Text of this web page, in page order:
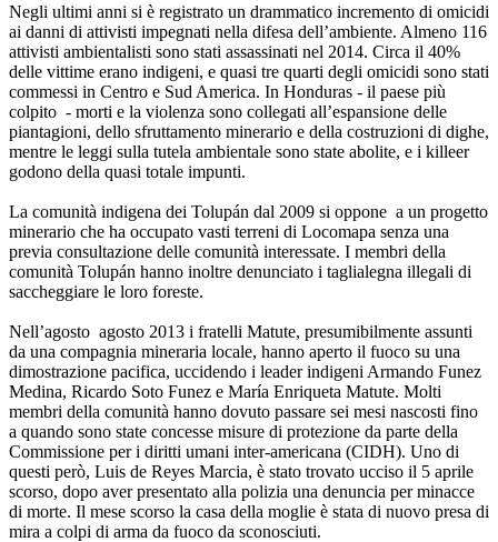
Negli ultimi anni si è registrato un drammatico incremento di omicidi
ai danni di attivisti impegnati nella difesa dell’ambiente. Almeno 116
attivisti ambientalisti sono stati assassinati nel 2014. Circa il 40%
delle vittime erano indigeni, e quasi tre quarti degli omicidi sono stati
commessi in Centro e Sud America. In Honduras - il paese più
colpito - morti e la violenza sono collegati all’espansione delle
piantagioni, dello sfruttamento minerario e della costruzioni di dighe,
mentre le leggi sulla tutela ambientale sono state abolite, e i killeer
godono della quasi totale impunti.
La comunità indigena dei Tolupán dal 2009 si oppone a un progetto
minerario che ha occupato vasti terreni di Locomapa senza una
previa consultazione delle comunità interessate. I membri della
comunità Tolupán hanno inoltre denunciato i taglialegna illegali di
saccheggiare le loro foreste.
Nell’agosto agosto 2013 i fratelli Matute, presumibilmente assunti
da una compagnia mineraria locale, hanno aperto il fuoco su una
dimostrazione pacifica, uccidendo i leader indigeni Armando Funez
Medina, Ricardo Soto Funez e María Enriqueta Matute. Molti
membri della comunità hanno dovuto passare sei mesi nascosti fino
a quando sono state concesse misure di protezione da parte della
Commissione per i diritti umani inter-americana (CIDH). Uno di
questi però, Luis de Reyes Marcia, è stato trovato ucciso il 5 aprile
scorso, dopo aver presentato alla polizia una denuncia per minacce
di morte. Il mese scorso la casa della moglie è stata di nuovo presa di
mira a colpi di arma da fuoco da sconosciuti.